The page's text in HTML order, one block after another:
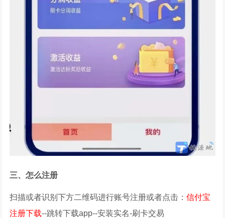
三、怎么注册
扫描或者识别下方二维码进行账号注册或者点击：信付宝
注册下载--跳转下载app--安装实名-刷卡交易